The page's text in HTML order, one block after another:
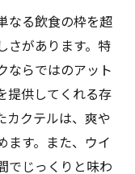
なる飲食の枠を超
さがあります。特
ならではのアット
提供してくれる存
カクテルは、爽や
ます。また、ウイ
でじっくりと味わ